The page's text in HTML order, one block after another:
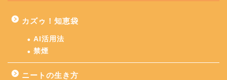
カズゥ！知恵袋
AI活用法
禁煙
ニートの生き方